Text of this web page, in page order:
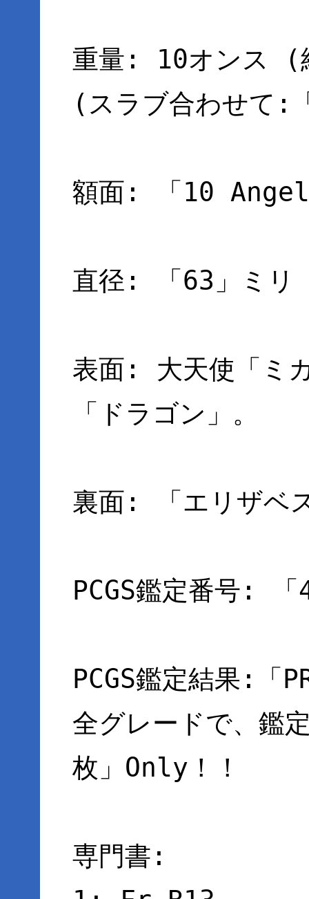
重量: 10オンス (
(スラブ合わせて:
額面: 「10 Angel
直径: 「63」ミリ
表面: 大天使「ミ
「ドラゴン」。
裏面: 「エリザベ
PCGS鑑定番号:
PCGS鑑定結果:「
全グレードで、鑑
枚」Only！！
専門書: